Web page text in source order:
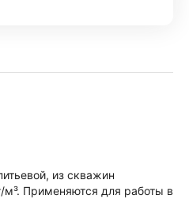
из скважин
Применяются для работы в